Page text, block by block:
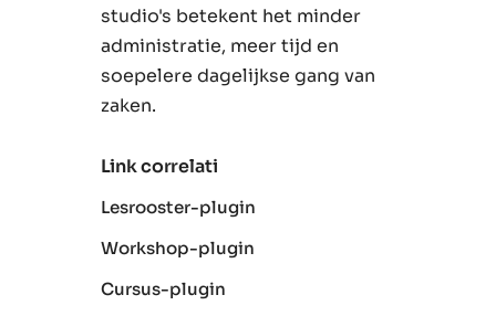
studio's betekent het minder
administratie, meer tijd en
soepelere dagelijkse gang van
zaken.
Link correlati
Lesrooster-plugin
Workshop-plugin
Cursus-plugin